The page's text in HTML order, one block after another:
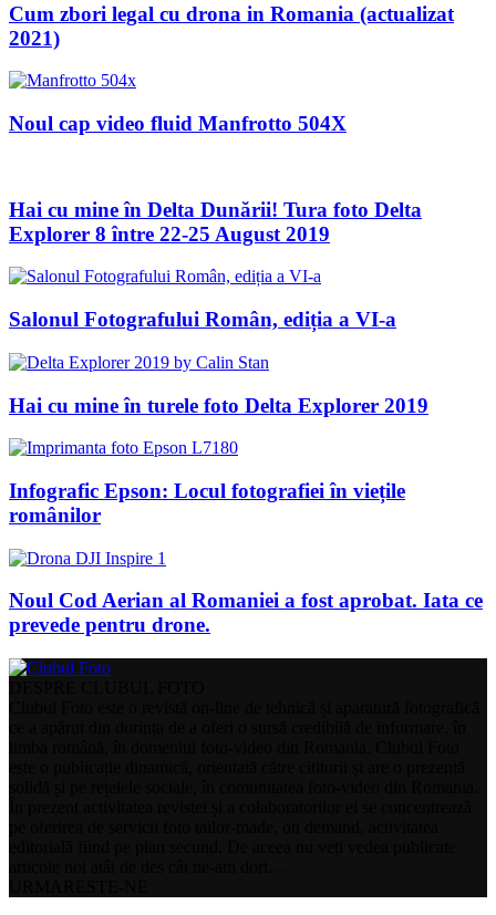
Cum zbori legal cu drona in Romania (actualizat
2021)
Noul cap video fluid Manfrotto 504X
Hai cu mine în Delta Dunării! Tura foto Delta
Explorer 8 între 22-25 August 2019
Salonul Fotografului Român, ediția a VI-a
Hai cu mine în turele foto Delta Explorer 2019
Infografic Epson: Locul fotografiei în viețile
românilor
Noul Cod Aerian al Romaniei a fost aprobat. Iata ce
prevede pentru drone.